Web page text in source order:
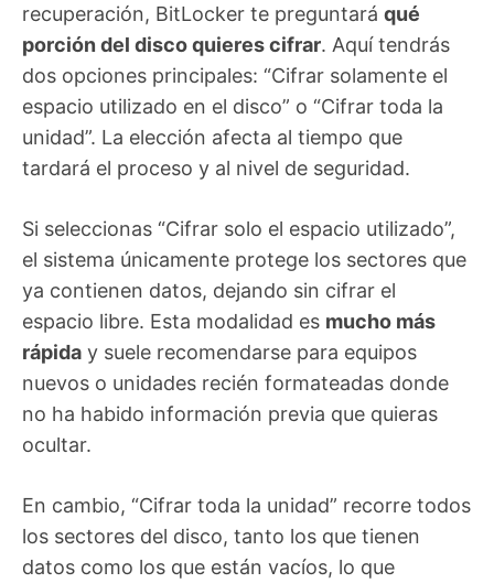
recuperación, BitLocker te preguntará qué
porción del disco quieres cifrar. Aquí tendrás
dos opciones principales: “Cifrar solamente el
espacio utilizado en el disco” o “Cifrar toda la
unidad”. La elección afecta al tiempo que
tardará el proceso y al nivel de seguridad.
Si seleccionas “Cifrar solo el espacio utilizado”,
el sistema únicamente protege los sectores que
ya contienen datos, dejando sin cifrar el
espacio libre. Esta modalidad es mucho más
rápida y suele recomendarse para equipos
nuevos o unidades recién formateadas donde
no ha habido información previa que quieras
ocultar.
En cambio, “Cifrar toda la unidad” recorre todos
los sectores del disco, tanto los que tienen
datos como los que están vacíos, lo que